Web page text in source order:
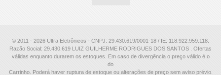
© 2011 - 2026 Ultra Eletrônicos - CNPJ: 29.430.619/0001-18 / IE: 118.922.959.118.
Razão Social: 29.430.619 LUIZ GUILHERME RODRIGUES DOS SANTOS . Ofertas
válidas enquanto durarem os estoques. Em caso de divergência o preço válido é o
do
Carrinho. Poderá haver ruptura de estoque ou alterações de preço sem aviso prévio.